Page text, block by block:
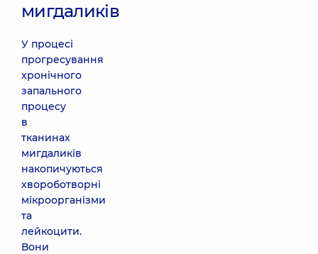
мигдаликів
У процесі
прогресування
хронічного
запального
процесу
в
тканинах
мигдаликів
накопичуються
хвороботворні
мікроорганізми
та
лейкоцити.
Вони